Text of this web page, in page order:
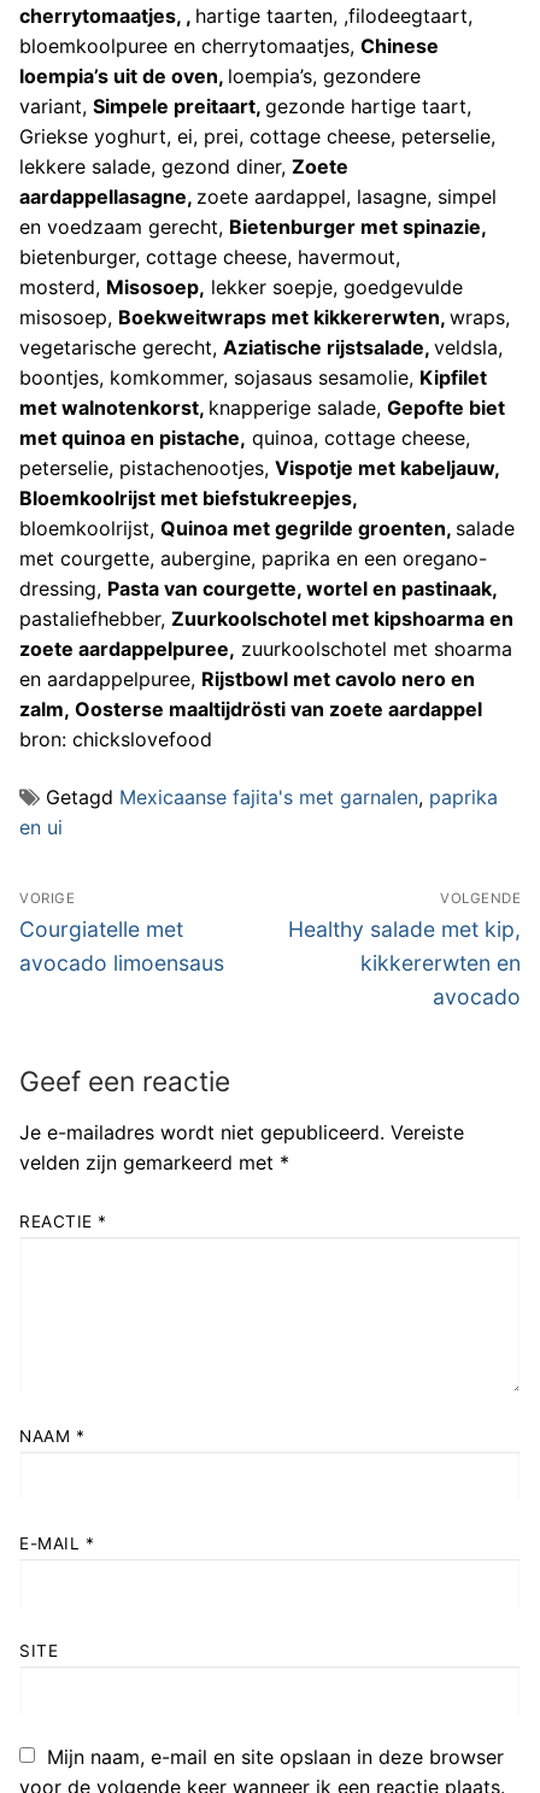
cherrytomaatjes, , hartige taarten, ,filodeegtaart,
bloemkoolpuree en cherrytomaatjes, Chinese
loempia’s uit de oven, loempia’s, gezondere
variant, Simpele preitaart, gezonde hartige taart,
Griekse yoghurt, ei, prei, cottage cheese, peterselie,
lekkere salade, gezond diner, Zoete
aardappellasagne, zoete aardappel, lasagne, simpel
en voedzaam gerecht, Bietenburger met spinazie,
bietenburger, cottage cheese, havermout,
mosterd, Misosoep, lekker soepje, goedgevulde
misosoep, Boekweitwraps met kikkererwten, wraps,
vegetarische gerecht, Aziatische rijstsalade, veldsla,
boontjes, komkommer, sojasaus sesamolie, Kipfilet
met walnotenkorst, knapperige salade, Gepofte biet
met quinoa en pistache, quinoa, cottage cheese,
peterselie, pistachenootjes, Vispotje met kabeljauw,
Bloemkoolrijst met biefstukreepjes,
bloemkoolrijst, Quinoa met gegrilde groenten, salade
met courgette, aubergine, paprika en een oregano-
dressing, Pasta van courgette, wortel en pastinaak,
pastaliefhebber, Zuurkoolschotel met kipshoarma en
zoete aardappelpuree, zuurkoolschotel met shoarma
en aardappelpuree, Rijstbowl met cavolo nero en
zalm, Oosterse maaltijdrösti van zoete aardappel
bron: chickslovefood
Getagd Mexicaanse fajita's met garnalen, paprika
en ui
Bericht
navigatie
VORIGE
Vorig
bericht:
Courgiatelle met
avocado limoensaus
VOLGENDE
Volgend
Healthy salade met kip,
kikkererwten en
avocado
Geef een reactie
Je e-mailadres wordt niet gepubliceerd. Vereiste
velden zijn gemarkeerd met *
REACTIE *
NAAM *
E-MAIL *
SITE
Mijn naam, e-mail en site opslaan in deze browser
voor de volgende keer wanneer ik een reactie plaats.